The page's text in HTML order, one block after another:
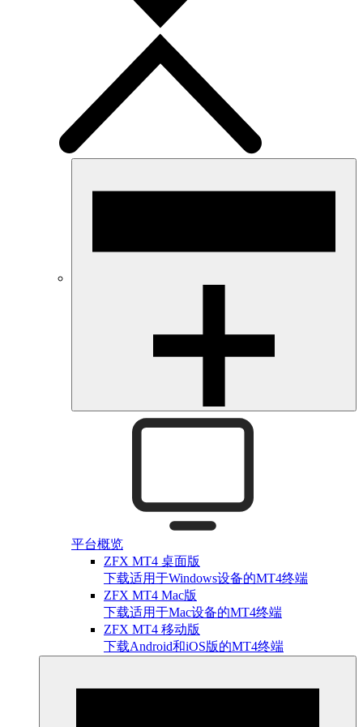
平台概览
ZFX MT4 桌面版
下载适用于Windows设备的MT4终端
ZFX MT4 Mac版
下载适用于Mac设备的MT4终端
ZFX MT4 移动版
下载Android和iOS版的MT4终端